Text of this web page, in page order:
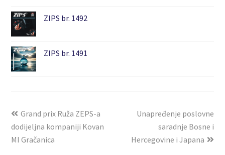
ZIPS br. 1492
ZIPS br. 1491
Grand prix Ruža ZEPS-a
dodijeljna kompaniji Kovan
MI Gračanica
Unapređenje poslovne
saradnje Bosne i
Hercegovine i Japana